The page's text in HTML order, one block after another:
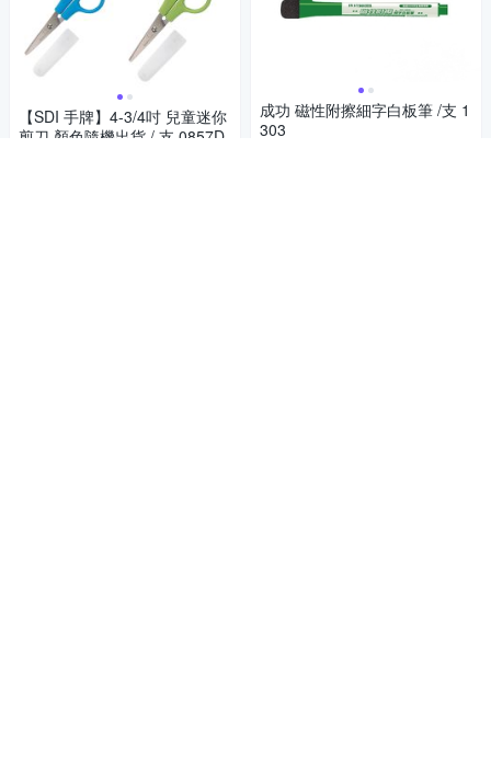
【SDI 手牌】4-3/4吋 兒童迷你
剪刀 顏色隨機出貨 / 支 0857D
成功 磁性附擦細字白板筆 /支 1
303